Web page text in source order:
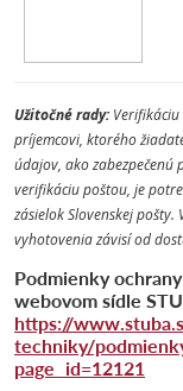
Užitočné rady:
príjemcovi, ktorého
údajov, ako zabezpečenú
verifikáciu poštou, je
zásielok Slovenskej
vyhotovenia závisí od
Podmienky
webovom sídle
https://
techniky/
page_id=12121